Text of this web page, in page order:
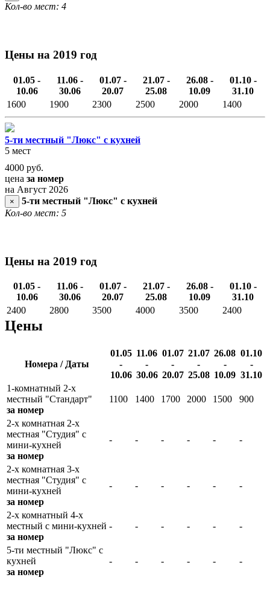
Кол-во мест: 4
Цены на 2019 год
01.05 -
10.06
11.06 -
30.06
01.07 -
20.07
21.07 -
25.08
26.08 -
10.09
01.10 -
31.10
1600
1900 2300 2500 2000 1400
5-ти местный "Люкс" с кухней
5 мест
4000 руб.
цена за номер
на Август 2026
×
5-ти местный "Люкс" с кухней
Кол-во мест: 5
Цены на 2019 год
01.05 -
10.06
11.06 -
30.06
01.07 -
20.07
21.07 -
25.08
26.08 -
10.09
01.10 -
31.10
2400
2800 3500 4000 3500 2400
Цены
Номера / Даты
01.05
-
10.06
11.06
-
30.06
01.07
-
20.07
21.07
-
25.08
26.08
-
10.09
01.10
-
31.10
1-комнатный 2-х
местный "Стандарт"
за номер
1100 1400 1700 2000 1500 900
2-х комнатная 2-х
местная "Студия" с
мини-кухней
за номер
- - - - - -
2-х комнатная 3-х
местная "Студия" с
мини-кухней
за номер
- - - - - -
2-х комнатный 4-х
местный с мини-кухней
за номер
- - - - - -
5-ти местный "Люкс" с
кухней
за номер
- - - - - -